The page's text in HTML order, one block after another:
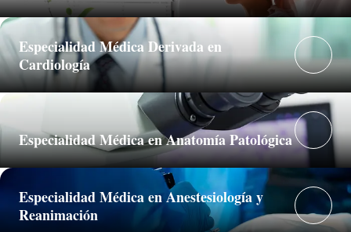
Especialidad Médica Derivada en
Cardiología
Especialidad Médica en Anatomía Patológica
Especialidad Médica en Anestesiología y
Reanimación